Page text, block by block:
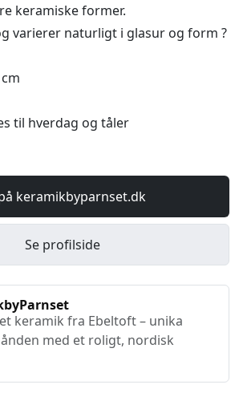
keramiske former.
varierer naturligt i glasur og form ?
til hverdag og tåler
keramikbyparnset.dk
Se profilside
keramik fra Ebeltoft – unika
med et roligt, nordisk